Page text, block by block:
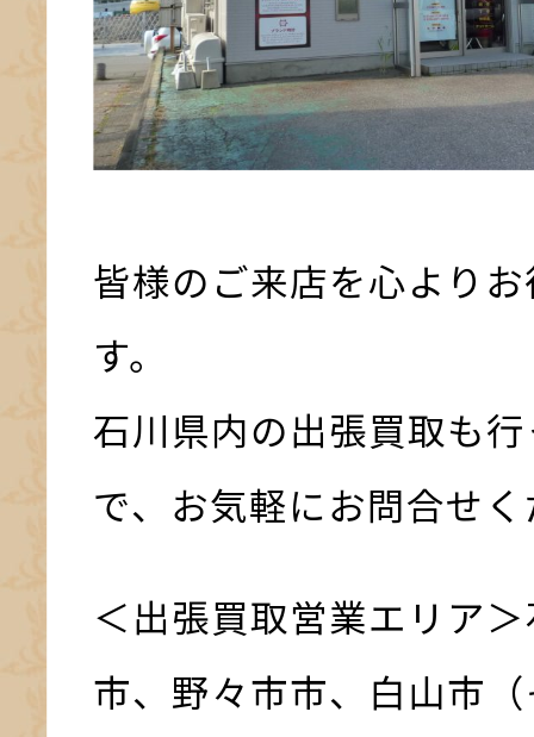
皆様のご来店を心より
す。
石川県内の出張買取も
で、お気軽にお問合せ
＜出張買取営業エリア
市、野々市市、白山市